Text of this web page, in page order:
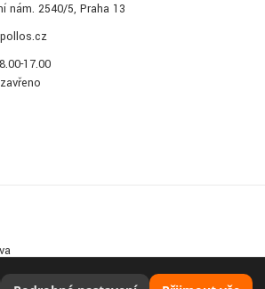
nám. 2540/5, Praha 13
17.00